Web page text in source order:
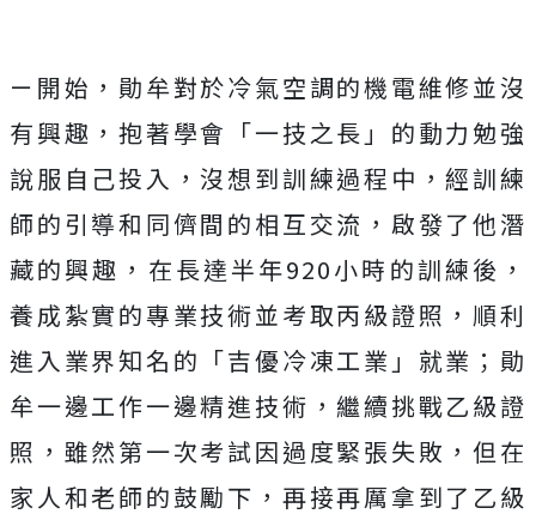
ㄧ開始，勛牟對於冷氣空調的機電維修並沒
有興趣，抱著學會「一技之長」的動力勉強
說服自己投入，沒想到訓練過程中，經訓練
師的引導和同儕間的相互交流，啟發了他潛
藏的興趣，在長達半年920小時的訓練後，
養成紮實的專業技術並考取丙級證照，順利
進入業界知名的「吉優冷凍工業」就業；勛
牟一邊工作一邊精進技術，繼續挑戰乙級證
照，雖然第一次考試因過度緊張失敗，但在
家人和老師的鼓勵下，再接再厲拿到了乙級